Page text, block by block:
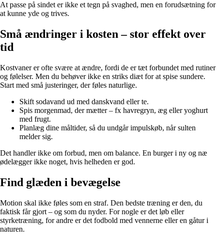
At passe på sindet er ikke et tegn på svaghed, men en forudsætning for
at kunne yde og trives.
Små ændringer i kosten – stor effekt over
tid
Kostvaner er ofte svære at ændre, fordi de er tæt forbundet med rutiner
og følelser. Men du behøver ikke en striks diæt for at spise sundere.
Start med små justeringer, der føles naturlige.
Skift sodavand ud med danskvand eller te.
Spis morgenmad, der mætter – fx havregryn, æg eller yoghurt
med frugt.
Planlæg dine måltider, så du undgår impulskøb, når sulten
melder sig.
Det handler ikke om forbud, men om balance. En burger i ny og næ
ødelægger ikke noget, hvis helheden er god.
Find glæden i bevægelse
Motion skal ikke føles som en straf. Den bedste træning er den, du
faktisk får gjort – og som du nyder. For nogle er det løb eller
styrketræning, for andre er det fodbold med vennerne eller en gåtur i
naturen.